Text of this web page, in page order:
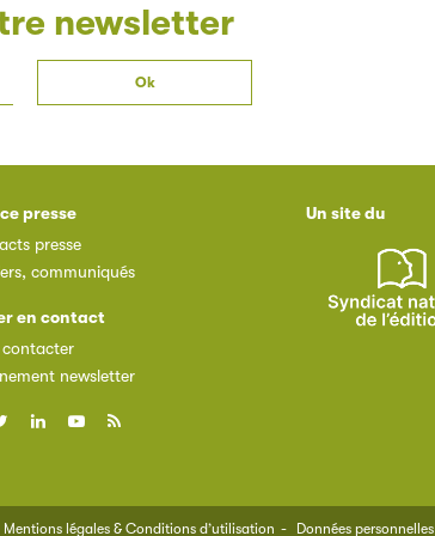
newsletter
presse
presse
communiqués
en contact
contacter
newsletter
Un site du
Mentions légales & Conditions d’utilisation Données personnelles